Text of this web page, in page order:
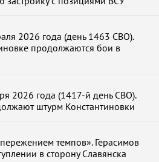
2026 года (день 1463 СВО).
продолжаются бои в
2026 года (1417-й день СВО).
штурм Константиновки
темпов». Герасимов
в сторону Славянска